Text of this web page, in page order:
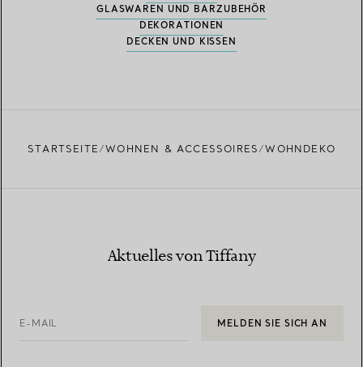
GLASWAREN UND BARZUBEHÖR
DEKORATIONEN
DECKEN UND KISSEN
STARTSEITE WOHNEN & ACCESSOIRES WOHNDEKO
Aktuelles von Tiffany
E-MAIL MELDEN SIE SICH AN